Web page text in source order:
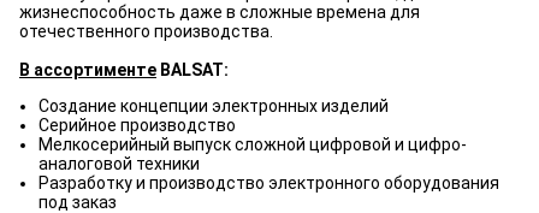
жизнеспособность даже в сложные времена для
отечественного производства.
В ассортименте BALSAT:
Создание концепции электронных изделий
Серийное производство
Мелкосерийный выпуск сложной цифровой и цифро-
аналоговой техники
Разработку и производство электронного оборудования
под заказ